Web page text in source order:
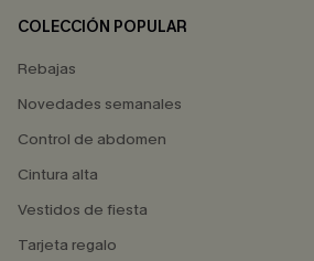
COLECCIÓN POPULAR
Rebajas
Novedades semanales
Control de abdomen
Cintura alta
Vestidos de fiesta
Tarjeta regalo